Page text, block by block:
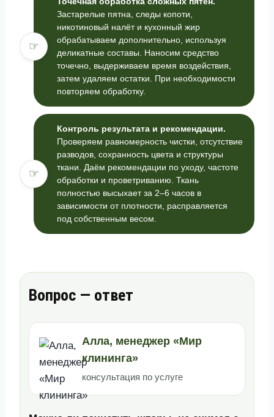
☞
Застарелые пятна, следы копоти,
никотиновый налёт и кухонный жир
обрабатываем дополнительно, используя
деликатные составы. Наносим средство
точечно, выдерживаем время воздействия,
затем удаляем остатки. При необходимости
повторяем обработку.
☞
Контроль результата и рекомендации.
Проверяем равномерность чистки, отсутствие
разводов, сохранность цвета и структуры
ткани. Даём рекомендации по уходу, частоте
обработки и проветриванию. Ткань
полностью высыхает за 2–6 часов в
зависимости от плотности, расправляется
под собственным весом.
Вопрос — ответ
Алла, менеджер «Мир
клининга»
консультация по услуге